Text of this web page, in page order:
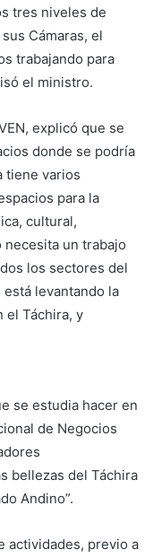
tres niveles de
Cámaras, el
trabajando para
el ministro.
explicó que se
donde se podría
tiene varios
para la
cultural,
necesita un trabajo
los sectores del
levantando la
el Táchira, y
se estudia hacer en
de Negocios
bellezas del Táchira
Andino”.
actividades, previo a